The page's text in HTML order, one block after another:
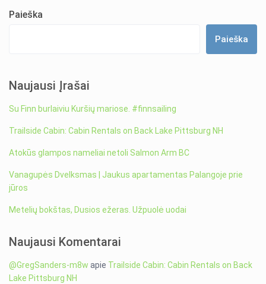
Paieška
Paieška
Naujausi Įrašai
Su Finn burlaiviu Kuršių mariose. #finnsailing
Trailside Cabin: Cabin Rentals on Back Lake Pittsburg NH
Atokūs glampos nameliai netoli Salmon Arm BC
Vanagupės Dvelksmas | Jaukus apartamentas Palangoje prie
jūros
Metelių bokštas, Dusios ežeras. Užpuolė uodai
Naujausi Komentarai
@GregSanders-m8w apie Trailside Cabin: Cabin Rentals on Back
Lake Pittsburg NH